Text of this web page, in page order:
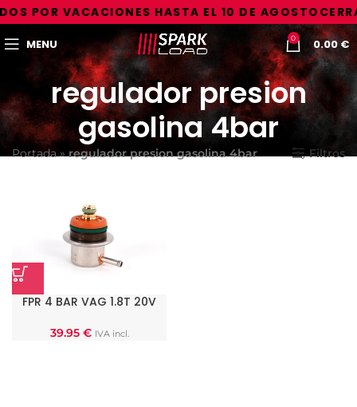
POR VACACIONES HASTA EL 10 DE AGOSTO
MENU 0 0.00€
regulador presion
gasolina 4bar
Portada»regulador presion gasolina 4bar Filtros
FPR 4 BAR VAG 1.8T 20V
39.95 € IVA incl.